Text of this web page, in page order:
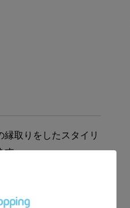
取りをしたスタイリ
す。
）。